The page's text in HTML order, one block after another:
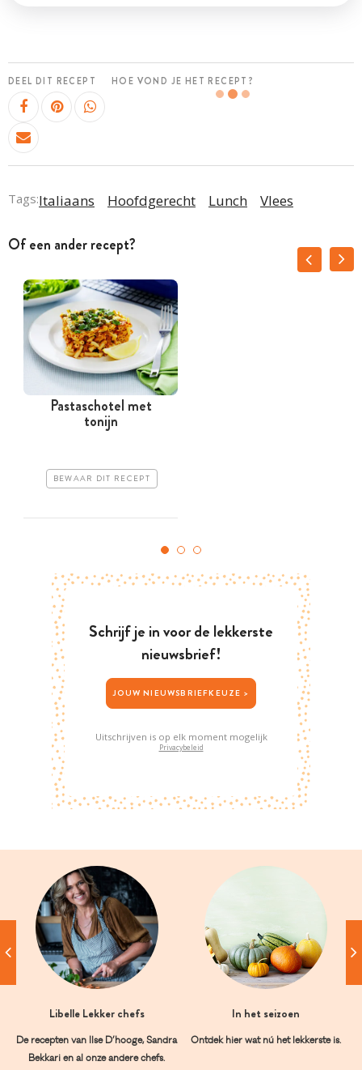
DEEL DIT RECEPT HOE VOND JE HET RECEPT?
Tags:Italiaans Hoofdgerecht Lunch Vlees
Of een ander recept?
Pastaschotel met
tonijn
BEWAAR DIT RECEPT
Schrijf je in voor de lekkerste
nieuwsbrief!
JOUW NIEUWSBRIEFKEUZE >
Uitschrijven is op elk moment mogelijk
Privacybeleid
Libelle Lekker chefs
De recepten van Ilse D’hooge, Sandra
Bekkari en al onze andere chefs.
In het seizoen
Ontdek hier wat nú het lekkerste is.